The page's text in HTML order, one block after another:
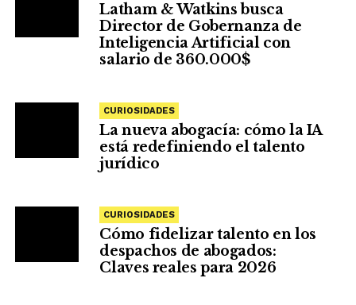
Latham & Watkins busca
Director de Gobernanza de
Inteligencia Artificial con
salario de 360.000$
CURIOSIDADES
La nueva abogacía: cómo la IA
está redefiniendo el talento
jurídico
CURIOSIDADES
Cómo fidelizar talento en los
despachos de abogados:
Claves reales para 2026